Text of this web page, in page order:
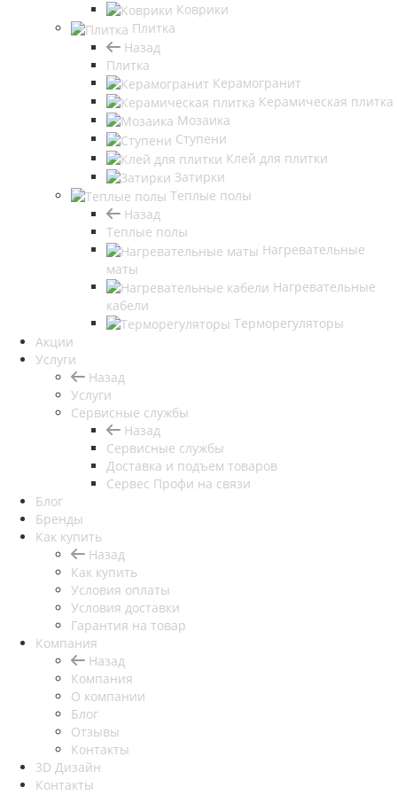
Коврики
Плитка
Назад
Плитка
Керамогранит
Керамическая плитка
Мозаика
Ступени
Клей для плитки
Затирки
Теплые полы
Назад
Теплые полы
Нагревательные
маты
Нагревательные
кабели
Терморегуляторы
Акции
Услуги
Назад
Услуги
Сервисные службы
Назад
Сервисные службы
Доставка и подъем товаров
Сервес Профи на связи
Блог
Бренды
Как купить
Назад
Как купить
Условия оплаты
Условия доставки
Гарантия на товар
Компания
Назад
Компания
О компании
Блог
Отзывы
Контакты
3D Дизайн
Контакты